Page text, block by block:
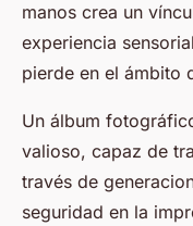
manos crea un
experiencia
pierde en el ámbito
Un álbum
valioso, capaz de
través de
seguridad en la